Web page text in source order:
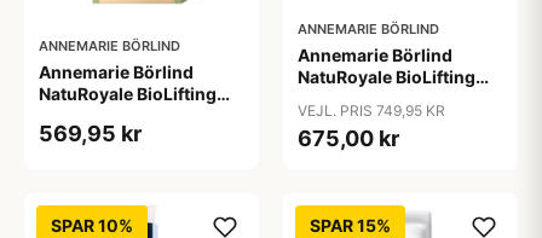
ANNEMARIE BÖRLIND
Annemarie Börlind
NatuRoyale BioLifting
15ml.
569,95 kr
ANNEMARIE BÖRLIND
Annemarie Börlind
NatuRoyale BioLifting
VEJL. PRIS 749,95 KR
675,00 kr
SPAR 10% SPAR 15%